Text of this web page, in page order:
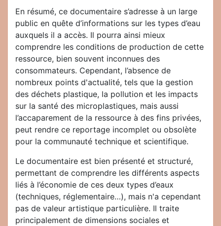
En résumé, ce documentaire s’adresse à un large
public en quête d’informations sur les types d’eau
auxquels il a accès. Il pourra ainsi mieux
comprendre les conditions de production de cette
ressource, bien souvent inconnues des
consommateurs. Cependant, l’absence de
nombreux points d'actualité, tels que la gestion
des déchets plastique, la pollution et les impacts
sur la santé des microplastiques, mais aussi
l’accaparement de la ressource à des fins privées,
peut rendre ce reportage incomplet ou obsolète
pour la communauté technique et scientifique.
Le documentaire est bien présenté et structuré,
permettant de comprendre les différents aspects
liés à l’économie de ces deux types d’eaux
(techniques, réglementaire…), mais n'a cependant
pas de valeur artistique particulière. Il traite
principalement de dimensions sociales et